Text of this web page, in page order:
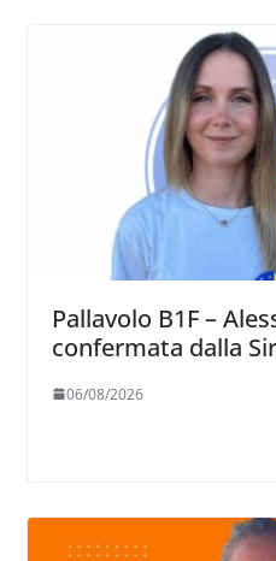
Pallavolo B1F –
confermata dalla
06/08/2026